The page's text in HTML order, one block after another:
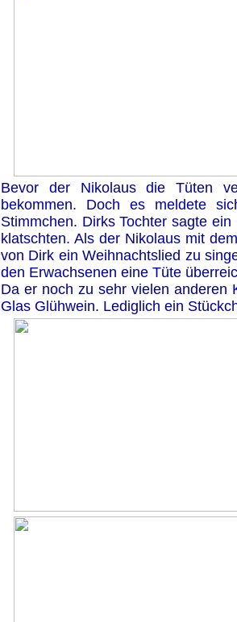
Bevor der Nikolaus die Tüten
bekommen. Doch es meldete
Stimmchen. Dirks Tochter sagte
klatschten. Als der Nikolaus mit
von Dirk ein Weihnachtslied zu
den Erwachsenen eine Tüte
Da er noch zu sehr vielen anderen
Glas Glühwein. Lediglich ein